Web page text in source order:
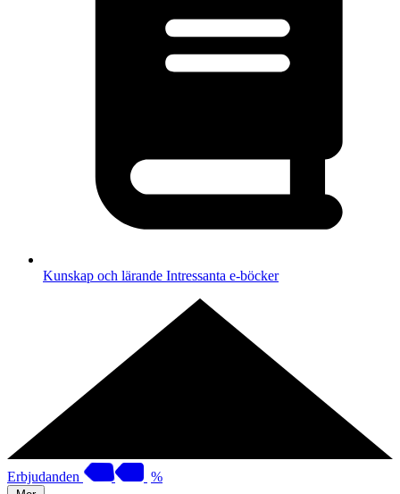
Kunskap och lärande Intressanta e-böcker
Erbjudanden %